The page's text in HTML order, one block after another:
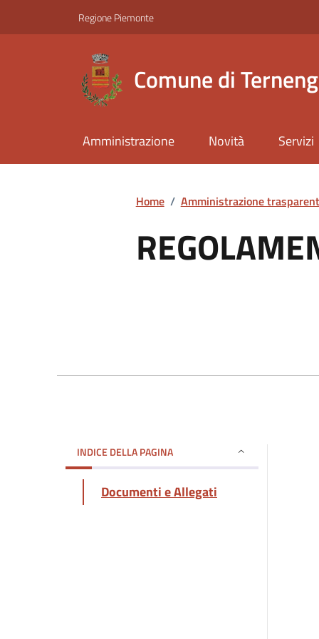
Regione Piemonte
Comune di
Amministrazione Novità Servizi
Home / Amministrazione
INDICE DELLA PAGINA
Documenti e Allegati